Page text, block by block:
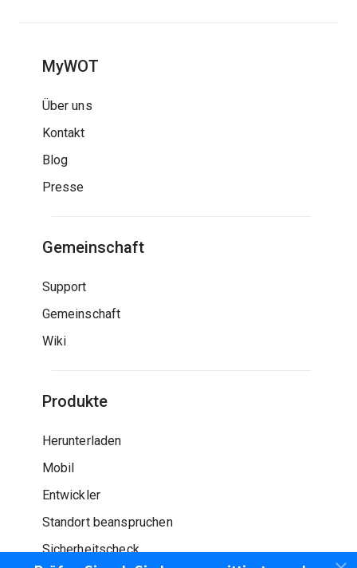
MyWOT
Über uns
Kontakt
Blog
Presse
Gemeinschaft
Support
Gemeinschaft
Wiki
Produkte
Herunterladen
Mobil
Entwickler
Standort beanspruchen
Sicherheitscheck